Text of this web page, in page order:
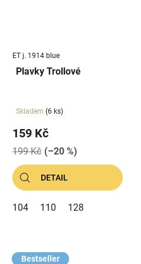
ET j. 1914 blue
Plavky Trollové
Skladem (6 ks)
159 Kč
199 Kč (–20 %)
DETAIL
104 110 128
Bestseller